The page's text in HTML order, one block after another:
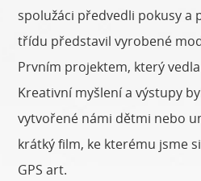
spolužáci předvedli pokusy a
třídu představil vyrobené
Prvním projektem, který
Kreativní myšlení a výstupy
vytvořené námi dětmi nebo
krátký film, ke kterému jsme
GPS art.